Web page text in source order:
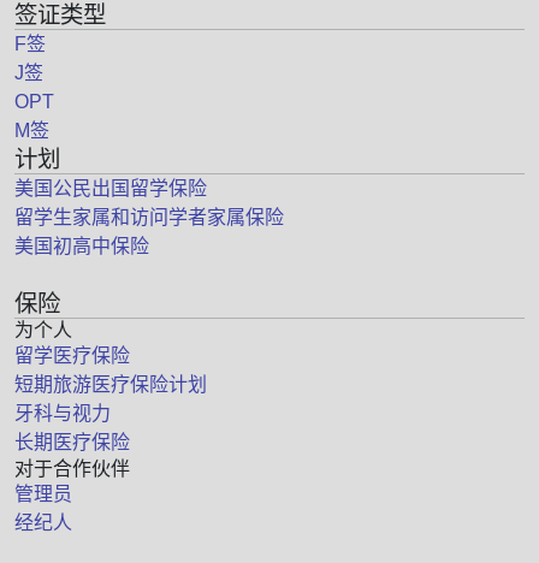
签证类型
F签
J签
OPT
M签
计划
美国公民出国留学保险
留学生家属和访问学者家属保险
美国初高中保险
保险
为个人
留学医疗保险
短期旅游医疗保险计划
牙科与视力
长期医疗保险
对于合作伙伴
管理员
经纪人